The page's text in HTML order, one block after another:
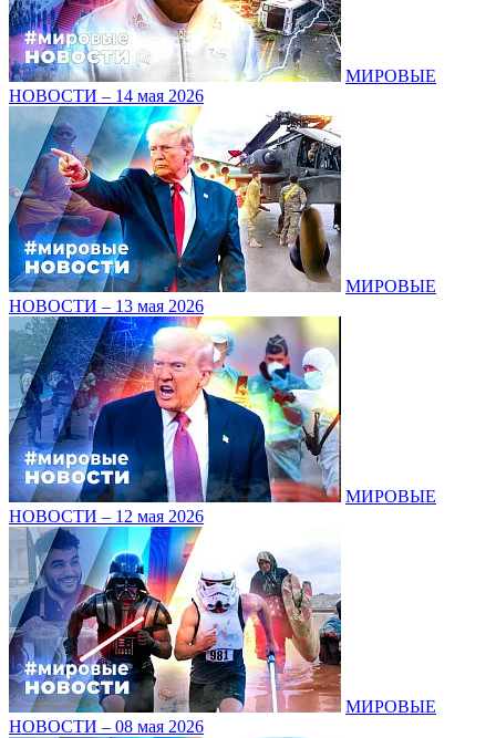
МИРОВЫЕ
НОВОСТИ – 14 мая 2026
МИРОВЫЕ
НОВОСТИ – 13 мая 2026
МИРОВЫЕ
НОВОСТИ – 12 мая 2026
МИРОВЫЕ
НОВОСТИ – 08 мая 2026